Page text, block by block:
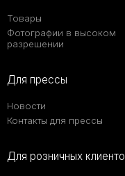
Товары
Фотографии в высоком
разрешении
Для прессы
Новости
Контакты для прессы
Для розничных